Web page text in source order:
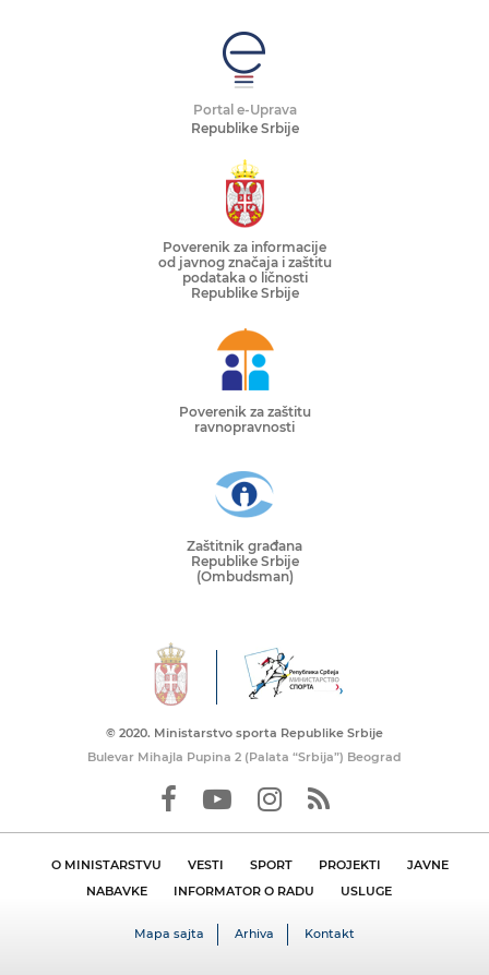
Portal e-Uprava
Republike Srbije
Poverenik za informacije
od javnog značaja i zaštitu
podataka o ličnosti
Republike Srbije
Poverenik za zaštitu
ravnopravnosti
Zaštitnik građana
Republike Srbije
(Ombudsman)
© 2020. Ministarstvo sporta Republike Srbije
Bulevar Mihajla Pupina 2 (Palata “Srbija”) Beograd
O MINISTARSTVU VESTI SPORT PROJEKTI
JAVNE
NABAVKE
INFORMATOR O RADU USLUGE
Mapa sajta Arhiva Kontakt